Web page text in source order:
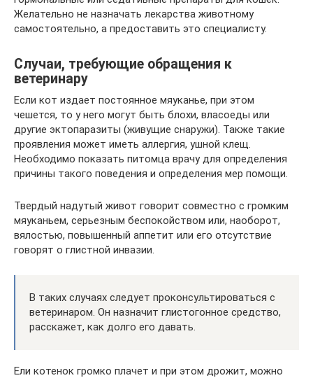
Желательно не назначать лекарства животному
самостоятельно, а предоставить это специалисту.
Случаи, требующие обращения к
ветеринару
Если кот издает постоянное мяуканье, при этом
чешется, то у него могут быть блохи, власоеды или
другие эктопаразиты (живущие снаружи). Также такие
проявления может иметь аллергия, ушной клещ.
Необходимо показать питомца врачу для определения
причины такого поведения и определения мер помощи.
Твердый надутый живот говорит совместно с громким
мяуканьем, серьезным беспокойством или, наоборот,
вялостью, повышенный аппетит или его отсутствие
говорят о глистной инвазии.
В таких случаях следует проконсультироваться с
ветеринаром. Он назначит глистогонное средство,
расскажет, как долго его давать.
Ели котенок громко плачет и при этом дрожит, можно